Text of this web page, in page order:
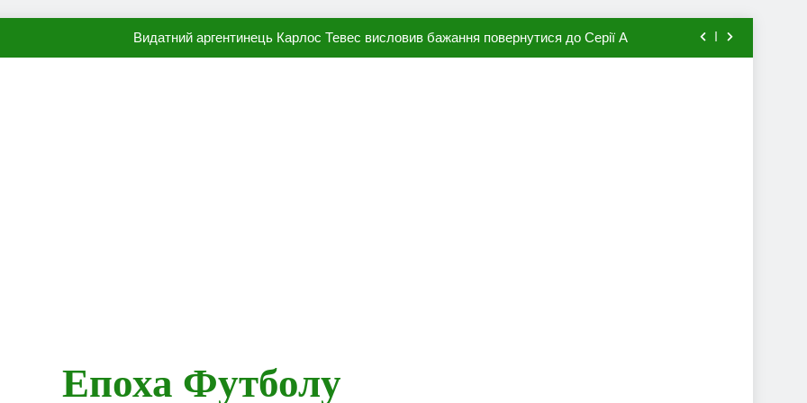
Видатний аргентинець Карлос Тевес висловив бажання повернутися до Серії А
Епоха Футболу